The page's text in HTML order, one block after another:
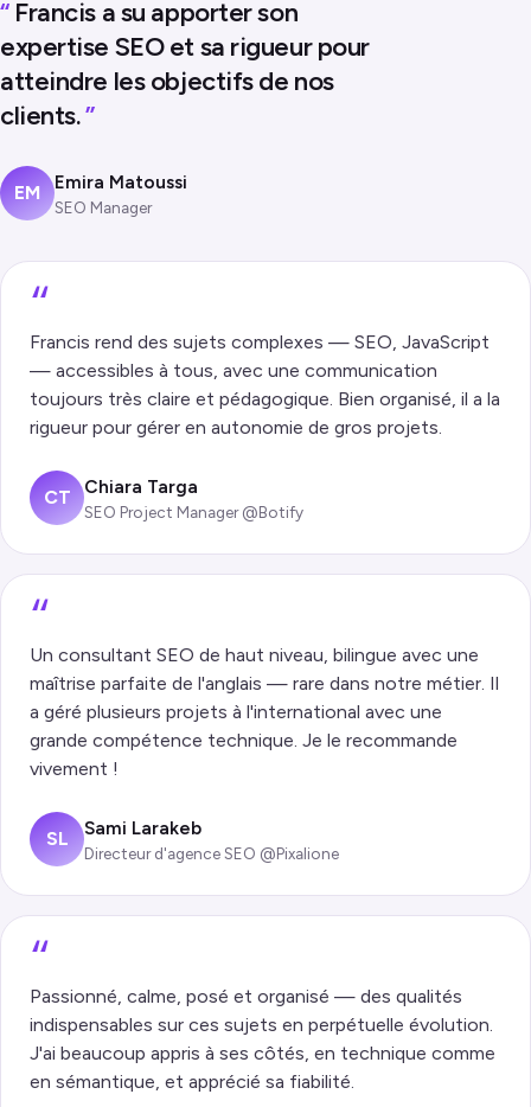
“Francis a su apporter son
expertise SEO et sa rigueur pour
atteindre les objectifs de nos
clients.”
EM Emira Matoussi
SEO Manager
“
Francis rend des sujets complexes — SEO, JavaScript
— accessibles à tous, avec une communication
toujours très claire et pédagogique. Bien organisé, il a la
rigueur pour gérer en autonomie de gros projets.
CT Chiara Targa
SEO Project Manager @Botify
“
Un consultant SEO de haut niveau, bilingue avec une
maîtrise parfaite de l'anglais — rare dans notre métier. Il
a géré plusieurs projets à l'international avec une
grande compétence technique. Je le recommande
vivement !
SL Sami Larakeb
Directeur d'agence SEO @Pixalione
“
Passionné, calme, posé et organisé — des qualités
indispensables sur ces sujets en perpétuelle évolution.
J'ai beaucoup appris à ses côtés, en technique comme
en sémantique, et apprécié sa fiabilité.